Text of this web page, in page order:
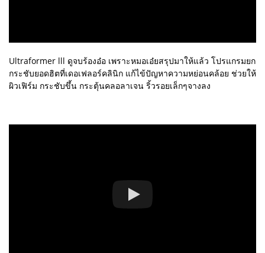
Ultraformer lll ดูจบร้องอ๋อ เพราะหมอเอ๋ยสรุปมาให้แล้ว โปรแกรมยก
กระชับยอดฮิตที่เดอเฟลอร์คลินิก แก้ไข้ปัญหาความหย่อนคล้อย ช่วยให้
ผิวเฟิร์ม กระชับขึ้น กระตุ้นคลอลาเจน ริ้วรอยเล็กๆจางลง